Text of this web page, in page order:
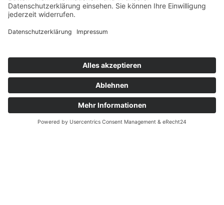
Kita Fest 2025
Artikel vom 22.05.2025